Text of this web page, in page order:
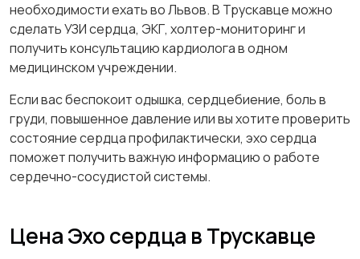
необходимости ехать во Львов. В Трускавце можно
сделать УЗИ сердца, ЭКГ, холтер-мониторинг и
получить консультацию кардиолога в одном
медицинском учреждении.
Если вас беспокоит одышка, сердцебиение, боль в
груди, повышенное давление или вы хотите проверить
состояние сердца профилактически, эхо сердца
поможет получить важную информацию о работе
сердечно-сосудистой системы.
Цена Эхо сердца в Трускавце